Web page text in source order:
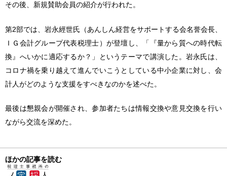
その後、新規賛助会員の紹介が行われた。
第2部では、岩永經世氏（あんしん経営をサポートする会名誉会長、
ＩＧ会計グループ代表税理士）が登壇し、「『量から質への時代転
換』へいかに適応するか？」というテーマで講演した。岩永氏は、
コロナ禍を乗り越えて進んでいこうとしている中小企業に対し、会
計人がどのような支援をすべきなのかを述べた。
最後は懇親会が開催され、参加者たちは情報交換や意見交換を行い
ながら交流を深めた。
ほかの記事を読む